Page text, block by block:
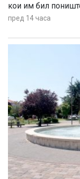
кои им бил
отсуствувале во
пред 14 часа